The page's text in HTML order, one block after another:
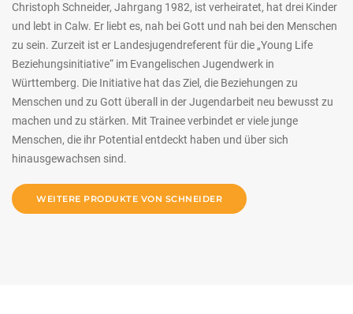
Christoph Schneider, Jahrgang 1982, ist verheiratet, hat drei Kinder
und lebt in Calw. Er liebt es, nah bei Gott und nah bei den Menschen
zu sein. Zurzeit ist er Landesjugendreferent für die „Young Life
Beziehungsinitiative“ im Evangelischen Jugendwerk in
Württemberg. Die Initiative hat das Ziel, die Beziehungen zu
Menschen und zu Gott überall in der Jugendarbeit neu bewusst zu
machen und zu stärken. Mit Trainee verbindet er viele junge
Menschen, die ihr Potential entdeckt haben und über sich
hinausgewachsen sind.
WEITERE PRODUKTE VON SCHNEIDER